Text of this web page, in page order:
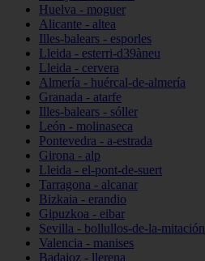
Huelva - moguer
Alicante - altea
Illes-balears - esporles
Lleida - esterri-d39àneu
Lleida - cervera
Almería - huércal-de-almería
Granada - atarfe
Illes-balears - sóller
León - molinaseca
Pontevedra - a-estrada
Girona - alp
Lleida - el-pont-de-suert
Tarragona - alcanar
Bizkaia - erandio
Gipuzkoa - eibar
Sevilla - bollullos-de-la-mitación
Valencia - manises
Badajoz - llerena